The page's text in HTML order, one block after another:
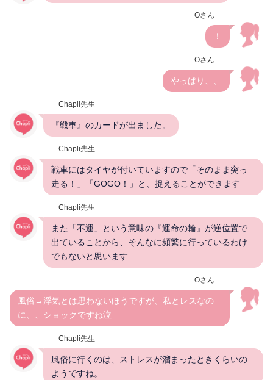
Oさん
！
Oさん
やっぱり、、
Chapli先生
『戦車』のカードが出ました。
Chapli先生
戦車にはタイヤが付いていますので「そのまま突っ
走る！」「GOGO！」と、捉えることができます
Chapli先生
また「不運」という意味の『運命の輪』が逆位置で
出ていることから、そんなに頻繁に行っているわけ
でもないと思います
Oさん
風俗→浮気とは思わないほうですが、私とレスなの
に、、ショックですね泣
Chapli先生
風俗に行くのは、ストレスが溜まったときくらいの
ようですね。